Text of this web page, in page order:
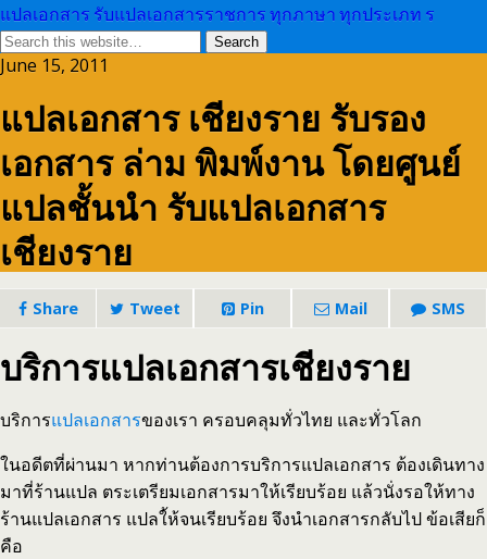
แปลเอกสาร รับแปลเอกสารราชการ ทุกภาษา ทุกประเภท ร
June 15, 2011
แปลเอกสาร เชียงราย รับรอง
เอกสาร ล่าม พิมพ์งาน โดยศูนย์
แปลชั้นนำ รับแปลเอกสาร
เชียงราย
Share Tweet Pin Mail SMS
บริการแปลเอกสารเชียงราย
บริการแปลเอกสารของเรา ครอบคลุมทั่วไทย และทั่วโลก
ในอดีตที่ผ่านมา หากท่านต้องการบริการแปลเอกสาร ต้องเดินทาง
มาที่ร้านแปล ตระเตรียมเอกสารมาให้เรียบร้อย แล้วนั่งรอให้ทาง
ร้านแปลเอกสาร แปลใ้ห้จนเรียบร้อย จึงนำเอกสารกลับไป ข้อเสียก็
คือ